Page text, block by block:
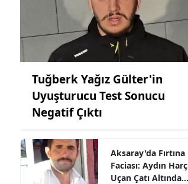
Tuğberk Yağız Gülter'in
Uyuşturucu Test Sonucu
Negatif Çıktı
Aksaray'da Fırtına
Faciası: Aydın Harç
Uçan Çatı Altında